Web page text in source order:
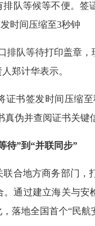
队等候等不便。签
时间压缩至3秒钟
队等待打印盖章，
郑计华表示。
签发时间压缩至
真伪并查阅证书关
待”到“并联同步”
地方商务部门，打
通过建立海关与安
落地全国首个“民